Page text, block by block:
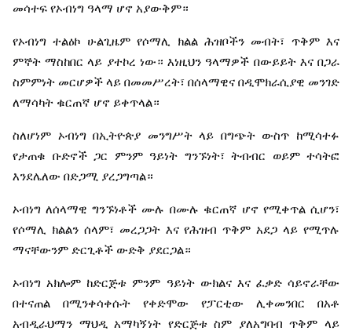
መሳተፍ የኦብነግ ዓላማ ሆኖ አያውቅም።
የኦብነግ ተልዕኮ ሁልጊዜም የሶማሊ ክልል ሕዝቦችን መብት፣ ጥቅም እና
ምኞት ማስከበር ላይ ያተኮረ ነው። እነዚህን ዓላማዎች በውይይት እና በጋራ
ስምምነት መርሆዎች ላይ በመመሥረት፣ በሰላማዊና በዲሞክራሲያዊ መንገድ
ለማሳካት ቁርጠኛ ሆኖ ይቀጥላል።
ስለሆነም ኦብነግ በኢትዮጵያ መንግሥት ላይ በግጭት ውስጥ ከሚሳተፉ
የታጠቁ ቡድኖች ጋር ምንም ዓይነት ግንኙነት፣ ትብብር ወይም ተሳትፎ
እንደሌለው በድጋሚ ያረጋግጣል።
ኦብነግ ለሰላማዊ ግንኙነቶች ሙሉ በሙሉ ቁርጠኛ ሆኖ የሚቀጥል ሲሆን፣
የሶማሊ ክልልን ሰላም፣ መረጋጋት እና የሕዝብ ጥቅም አደጋ ላይ የሚጥሉ
ማናቸውንም ድርጊቶች ውድቅ ያደርጋል።
ኦብነግ አክሎም ከድርጅቱ ምንም ዓይነት ውክልና እና ፈቃድ ሳይኖራቸው
በተናጠል
በሚንቀሳቀሱት የቀድሞው የፓርቲው ሊቀመንበር
በአቶ
አብዲራህማን ማህዲ አማካኝነት የድርጅቱ ስም ያለአግባብ ጥቅም ላይ